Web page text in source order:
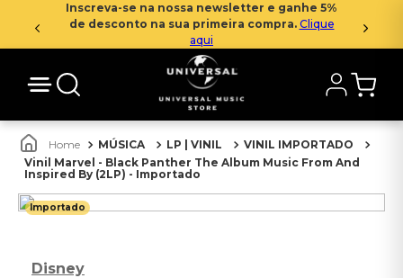
Inscreva-se na nossa newsletter e ganhe 5%
de desconto na sua primeira compra. Clique
aqui
MÚSICA LP | VINIL
VINIL IMPORTADO
Vinil Marvel - Black Panther The Album Music From And
Inspired By (2LP) - Importado
Importado
Disney